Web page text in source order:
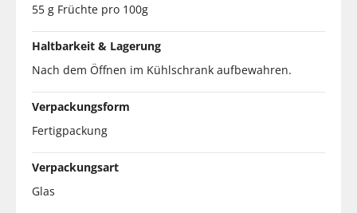
55 g Früchte pro 100g
Haltbarkeit & Lagerung
Nach dem Öffnen im Kühlschrank aufbewahren.
Verpackungsform
Fertigpackung
Verpackungsart
Glas